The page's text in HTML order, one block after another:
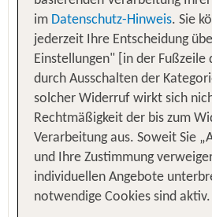
im Datenschutz-Hinweis. Sie
jederzeit Ihre Entscheidung
Einstellungen" [in der Fußzeile
durch Ausschalten der
solcher Widerruf wirkt sich
Rechtmäßigkeit der bis zum
Verarbeitung aus. Soweit Sie
und Ihre Zustimmung
individuellen Angebote
notwendige Cookies sind aktiv.